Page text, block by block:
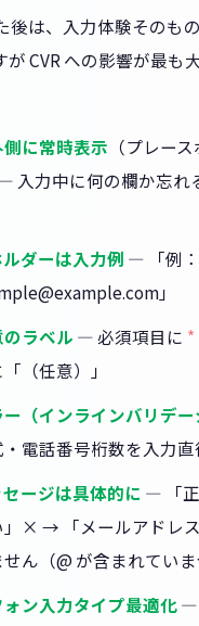
後は、入力体験そのも
が CVR への影響が最も
に常時表示 （プレー
入力中に何の欄か忘れ
ダーは入力例 — 「例：
」
ラベル — 必須項目に *
（任意）」
（インラインバリデー
・電話番号桁数を入力
ージは具体的に — 「
」× → 「メールアドレ
せん（@ が含まれてい
ン入力タイプ最適化—